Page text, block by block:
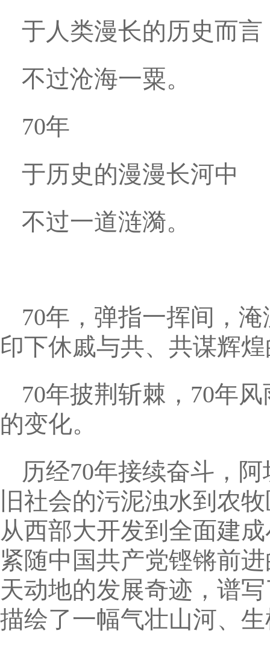
于人类漫长的历史而言
不过沧海一粟。
70年
于历史的漫漫长河中
不过一道涟漪。
70年，弹指一挥间，
印下休戚与共、共谋辉
70年披荆斩棘，70年
的变化。
历经70年接续奋斗，
旧社会的污泥浊水到农
从西部大开发到全面建
紧随中国共产党铿锵前
天动地的发展奇迹，谱
描绘了一幅气壮山河、